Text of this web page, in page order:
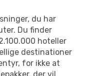
du har
Du finder
hoteller
destinationer
for ikke at